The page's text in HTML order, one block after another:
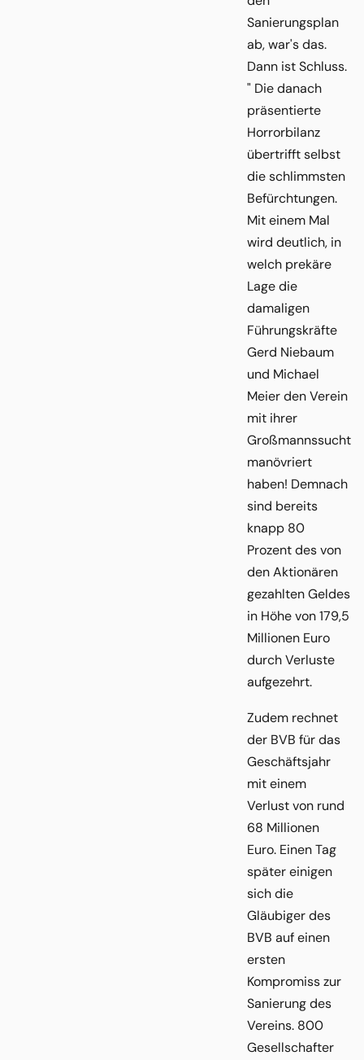
Sanierungsplan
ab, war's das.
Dann ist Schluss.
" Die danach
präsentierte
Horrorbilanz
übertrifft selbst
die schlimmsten
Befürchtungen.
Mit einem Mal
wird deutlich, in
welch prekäre
Lage die
damaligen
Führungskräfte
Gerd Niebaum
und Michael
Meier den Verein
mit ihrer
Großmannssucht
manövriert
haben! Demnach
sind bereits
knapp 80
Prozent des von
den Aktionären
gezahlten Geldes
in Höhe von 179,5
Millionen Euro
durch Verluste
aufgezehrt.
Zudem rechnet
der BVB für das
Geschäftsjahr
mit einem
Verlust von rund
68 Millionen
Euro. Einen Tag
später einigen
sich die
Gläubiger des
BVB auf einen
ersten
Kompromiss zur
Sanierung des
Vereins. 800
Gesellschafter